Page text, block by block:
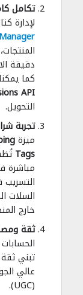
تكامل
لإدارة
دقيقة
كما
API
التحويل.
تجربة
ميزة
Tags
مباشرة
السلات
خارج
ثقة
تبني
عالي
(UGC).